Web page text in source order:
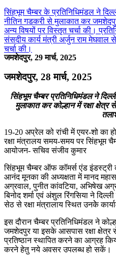
सिंहभूम चैम्बर के प्रतिनिधिमंडल ने
नीतिन गडकरी से मुलाकात कर
अन्य विषयों पर विस्तृत चर्चा की।
संसदीय कार्य मंत्री अर्जुन राम मेघवाल
चर्चा की।
जमशेदपुर, 29 मार्च, 2025
जमशेदपुर, 28 मार्च, 2025
सिंहभूम चैम्बर प्रतिनिधिमंडल ने
मुलाकात कर कोल्हान में रक्षा क्षेत्र
19-20 अप्रेल को रांची में एयर-शो का
रक्षा मंत्रालय समय-समय पर सिंहभूम
आयोजन- सचिव संजीव कुमार
सिंहभूम चैम्बर ऑफ कॉमर्स एंड इंडस्ट्री
आनंद मूनका की अध्यक्षता में मानद
अग्रवाल, पुनीत कांवटिया, अभिषेख
बिनोद शर्मा एवं अंशुल रिंगसिया ने
सेठ से रक्षा मंत्रालाय स्थित उनकेे
इस दौरान चैम्बर प्रतिनिधिमंडल ने
जमशेदपुर या इसके आसपास रक्षा
प्रतिष्ठान स्थापित करने का आग्रह
करने हेतु नये अवसर उपलब्ध हो सकें।